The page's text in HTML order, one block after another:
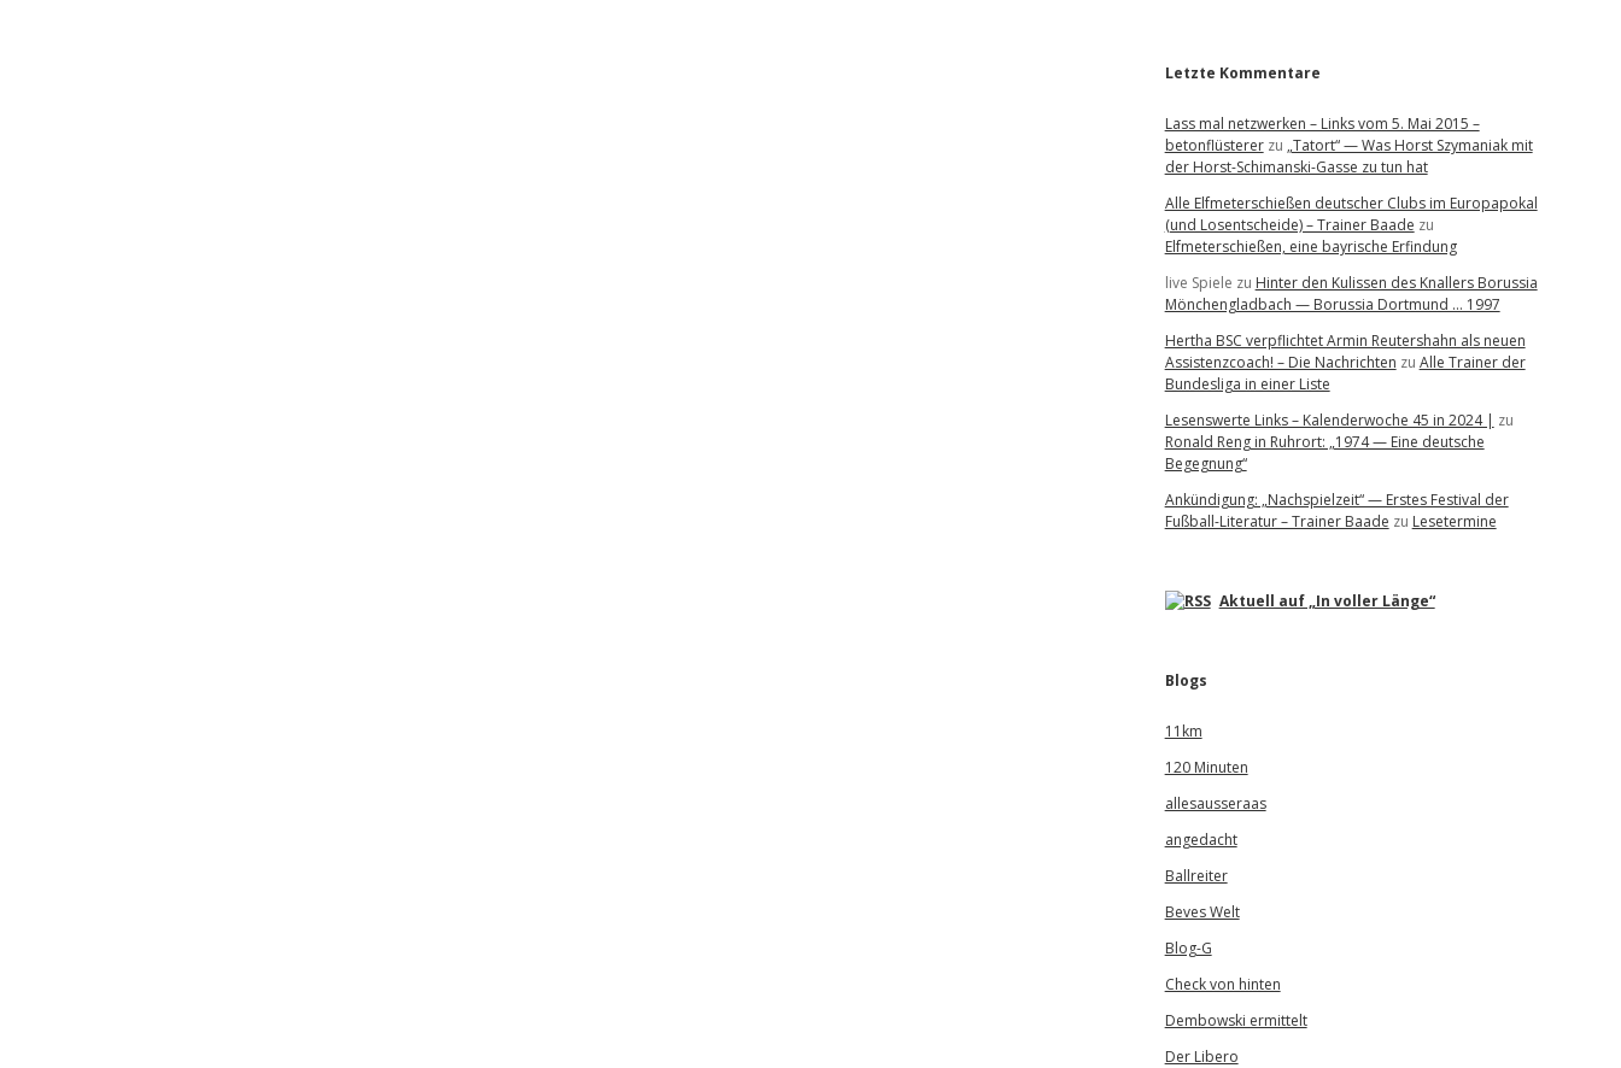
Letzte Kommentare
Lass mal netzwerken – Links vom 5. Mai 2015 –
betonflüstererzu „Tatort“ — Was Horst Szymaniak mit
der Horst-Schimanski-Gasse zu tun hat
Alle Elfmeterschießen deutscher Clubs im Europapokal
(und Losentscheide) – Trainer Baade zu
Elfmeterschießen, eine bayrische Erfindung
live Spiele zu Hinter den Kulissen des Knallers Borussia
Mönchengladbach — Borussia Dortmund … 1997
Hertha BSC verpflichtet Armin Reutershahn als neuen
Assistenzcoach! – Die Nachrichten zu Alle Trainer der
Bundesliga in einer Liste
Lesenswerte Links – Kalenderwoche 45 in 2024 | zu
Ronald Reng in Ruhrort: „1974 — Eine deutsche
Begegnung“
Ankündigung: „Nachspielzeit“ — Erstes Festival der
Fußball-Literatur – Trainer Baade zu Lesetermine
Aktuell auf „In voller Länge“
Blogs
11km
120 Minuten
allesausseraas
angedacht
Ballreiter
Beves Welt
Blog-G
Check von hinten
Dembowski ermittelt
Der Libero